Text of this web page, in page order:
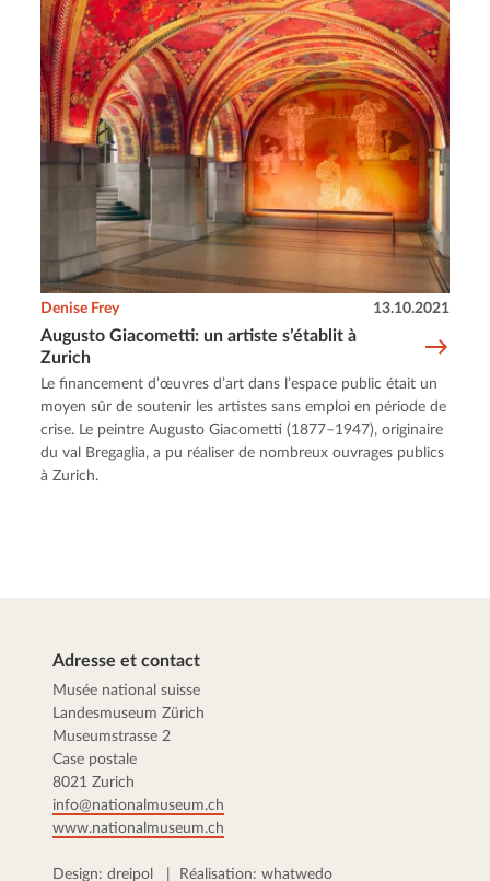
Augusto Giacometti: un artiste s’établit à
Zurich
Denise Frey 13.10.2021
Le financement d’œuvres d’art dans l’espace public était un
moyen sûr de soutenir les artistes sans emploi en période de
crise. Le peintre Augusto Giacometti (1877–1947), originaire
du val Bregaglia, a pu réaliser de nombreux ouvrages publics
à Zurich.
Adresse et contact
Musée national suisse
Landesmuseum Zürich
Museumstrasse 2
Case postale
8021 Zurich
info@nationalmuseum.ch
www.nationalmuseum.ch
Design: dreipol | Réalisation: whatwedo